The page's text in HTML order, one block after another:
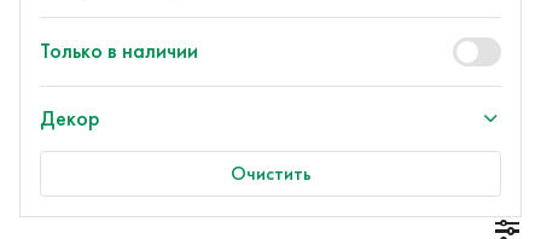
Только в наличии
Декор
Очистить